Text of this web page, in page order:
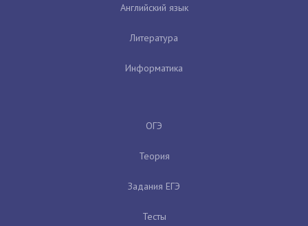
Английский язык
Литература
Информатика
ОГЭ
Теория
Задания ЕГЭ
Тесты